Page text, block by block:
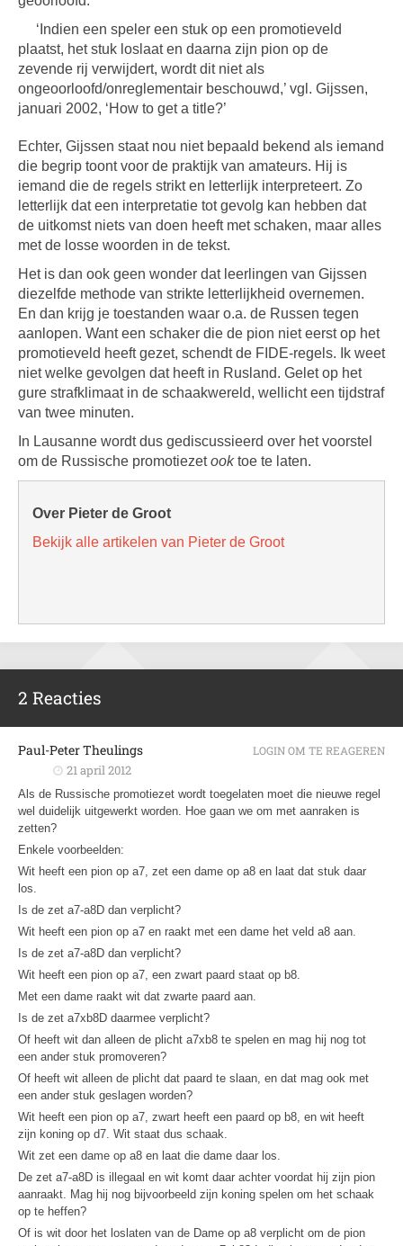
‘Indien een speler een stuk op een promotieveld
plaatst, het stuk loslaat en daarna zijn pion op de
zevende rij verwijdert, wordt dit niet als
ongeoorloofd/onreglementair beschouwd,’ vgl. Gijssen,
januari 2002, ‘How to get a title?’
Echter, Gijssen staat nou niet bepaald bekend als iemand
die begrip toont voor de praktijk van amateurs. Hij is
iemand die de regels strikt en letterlijk interpreteert. Zo
letterlijk dat een interpretatie tot gevolg kan hebben dat
de uitkomst niets van doen heeft met schaken, maar alles
met de losse woorden in de tekst.
Het is dan ook geen wonder dat leerlingen van Gijssen
diezelfde methode van strikte letterlijkheid overnemen.
En dan krijg je toestanden waar o.a. de Russen tegen
aanlopen. Want een schaker die de pion niet eerst op het
promotieveld heeft gezet, schendt de FIDE-regels. Ik weet
niet welke gevolgen dat heeft in Rusland. Gelet op het
gure strafklimaat in de schaakwereld, wellicht een tijdstraf
van twee minuten.
In Lausanne wordt dus gediscussieerd over het voorstel
om de Russische promotiezetooktoe te laten.
Over Pieter de Groot
Bekijk alle artikelen van Pieter de Groot
2 Reacties
Paul-Peter Theulings
21 april 2012
Als de Russische promotiezet wordt toegelaten moet die nieuwe regel
wel duidelijk uitgewerkt worden. Hoe gaan we om met aanraken is
zetten?
Enkele voorbeelden:
Wit heeft een pion op a7, zet een dame op a8 en laat dat stuk daar
los.
Is de zet a7-a8D dan verplicht?
Wit heeft een pion op a7 en raakt met een dame het veld a8 aan.
Is de zet a7-a8D dan verplicht?
Wit heeft een pion op a7, een zwart paard staat op b8.
Met een dame raakt wit dat zwarte paard aan.
Is de zet a7xb8D daarmee verplicht?
Of heeft wit dan alleen de plicht a7xb8 te spelen en mag hij nog tot
een ander stuk promoveren?
Of heeft wit alleen de plicht dat paard te slaan, en dat mag ook met
een ander stuk geslagen worden?
Wit heeft een pion op a7, zwart heeft een paard op b8, en wit heeft
zijn koning op d7. Wit staat dus schaak.
Wit zet een dame op a8 en laat die dame daar los.
De zet a7-a8D is illegaal en wit komt daar achter voordat hij zijn pion
aanraakt. Mag hij nog bijvoorbeeld zijn koning spelen om het schaak
op te heffen?
Of is wit door het loslaten van de Dame op a8 verplicht om de pion
LOGIN OM TE REAGEREN